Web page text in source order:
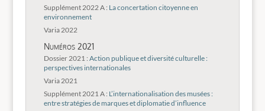
Supplément 2022 A : La concertation citoyenne en
environnement
Varia 2022
Numéros 2021
Dossier 2021 : Action publique et diversité culturelle :
perspectives internationales
Varia 2021
Supplément 2021 A : L’internationalisation des musées :
entre stratégies de marques et diplomatie d’influence